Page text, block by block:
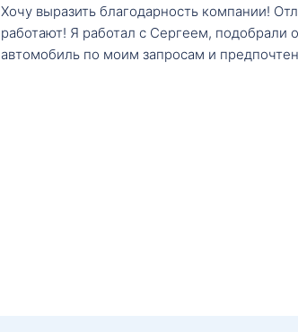
Хочу выразить благодарность компании!
работают! Я работал с Сергеем, подобрали
автомобиль по моим запросам и